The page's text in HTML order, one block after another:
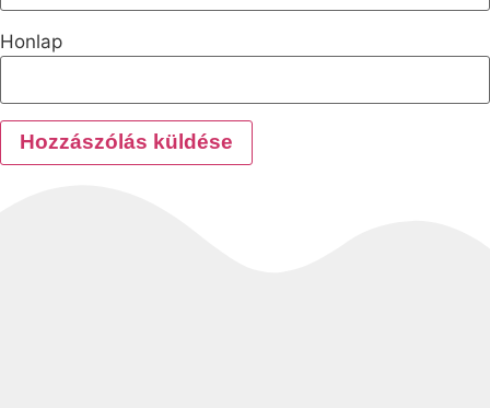
Honlap